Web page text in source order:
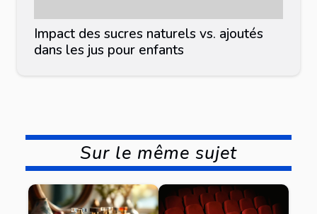
Impact des sucres naturels vs. ajoutés
dans les jus pour enfants
Sur le même sujet